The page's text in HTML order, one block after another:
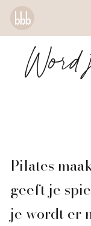
Word
Pilates
geeft je
je wordt er